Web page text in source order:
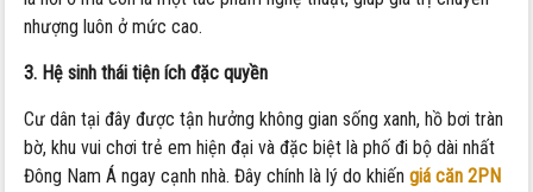
nhượng luôn ở mức cao.
3. Hệ sinh thái tiện ích đặc quyền
Cư dân tại đây được tận hưởng không gian sống xanh, hồ bơi tràn
bờ, khu vui chơi trẻ em hiện đại và đặc biệt là phố đi bộ dài nhất
Đông Nam Á ngay cạnh nhà. Đây chính là lý do khiếngiá căn 2PN